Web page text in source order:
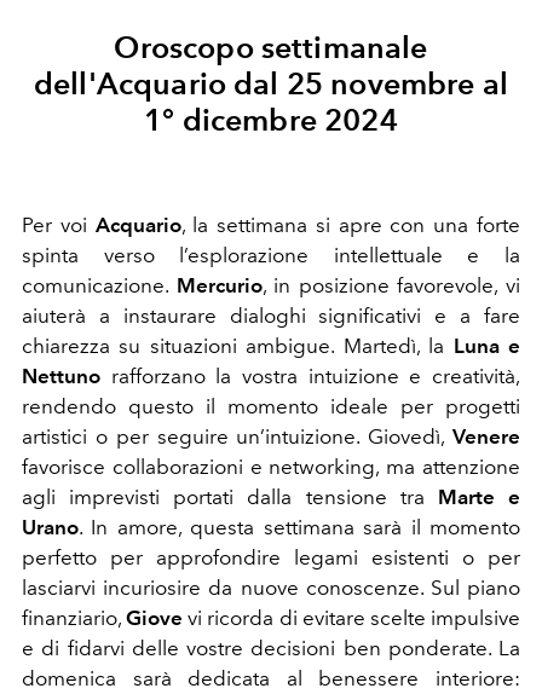
Oroscopo settimanale
dell'Acquario dal 25 novembre al
1° dicembre 2024
Per voi Acquario, la settimana si apre con una forte
spinta verso l’esplorazione intellettuale e la
comunicazione. Mercurio, in posizione favorevole, vi
aiuterà a instaurare dialoghi significativi e a fare
chiarezza su situazioni ambigue. Martedì, la Luna e
Nettuno rafforzano la vostra intuizione e creatività,
rendendo questo il momento ideale per progetti
artistici o per seguire un’intuizione. Giovedì, Venere
favorisce collaborazioni e networking, ma attenzione
agli imprevisti portati dalla tensione tra Marte e
Urano. In amore, questa settimana sarà il momento
perfetto per approfondire legami esistenti o per
lasciarvi incuriosire da nuove conoscenze. Sul piano
finanziario,Giove vi ricorda di evitare scelte impulsive
e di fidarvi delle vostre decisioni ben ponderate. La
domenica sarà dedicata al benessere interiore: